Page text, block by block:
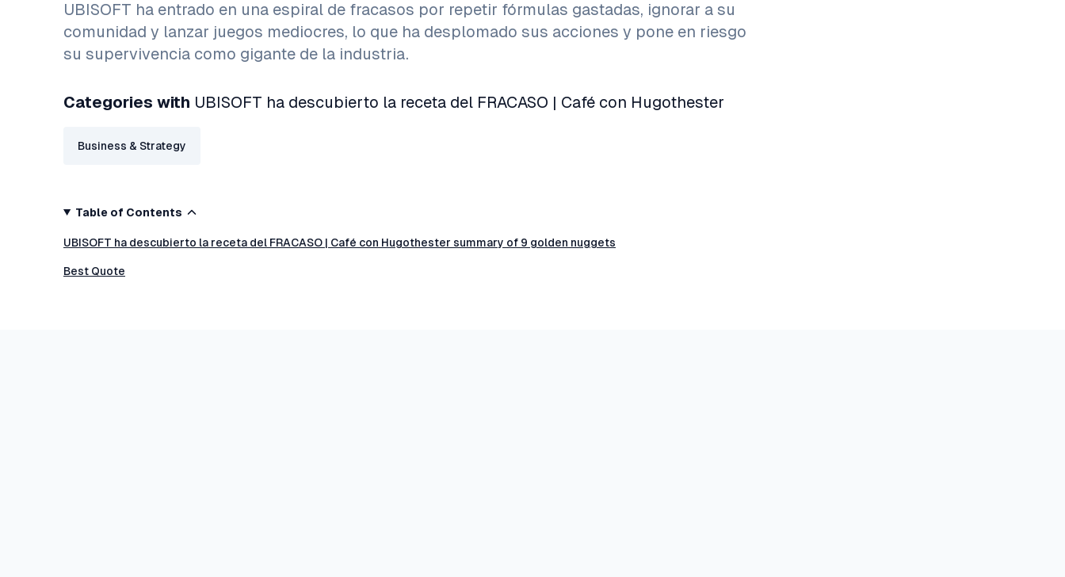
UBISOFT ha entrado en una espiral de fracasos por repetir fórmulas gastadas, ignorar a su
comunidad y lanzar juegos mediocres, lo que ha desplomado sus acciones y pone en riesgo
su supervivencia como gigante de la industria.
Categories with UBISOFT ha descubierto la receta del FRACASO | Café con Hugothester
Business & Strategy
Table of Contents
UBISOFT ha descubierto la receta del FRACASO | Café con Hugothester summary of 9 golden nuggets
Best Quote